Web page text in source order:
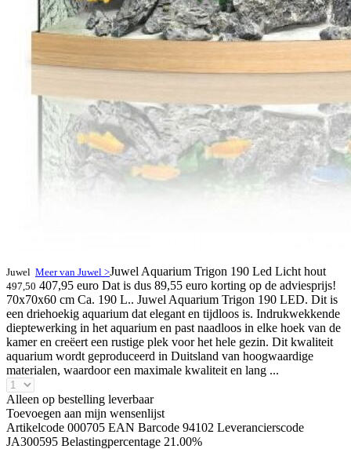
Juwel Meer van Juwel >Juwel Aquarium Trigon 190 Led Licht hout
497,50 407,95 euro Dat is dus 89,55 euro korting op de adviesprijs!
70x70x60 cm Ca. 190 L.. Juwel Aquarium Trigon 190 LED. Dit is
een driehoekig aquarium dat elegant en tijdloos is. Indrukwekkende
dieptewerking in het aquarium en past naadloos in elke hoek van de
kamer en creëert een rustige plek voor het hele gezin. Dit kwaliteit
aquarium wordt geproduceerd in Duitsland van hoogwaardige
materialen, waardoor een maximale kwaliteit en lang ...
Alleen op bestelling leverbaar
Toevoegen aan mijn wensenlijst
Artikelcode 000705 EAN Barcode 94102 Leverancierscode
JA300595 Belastingpercentage 21.00%